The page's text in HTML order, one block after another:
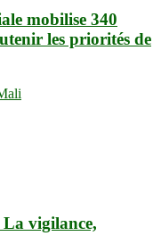
mobilise 340
les priorités de
vigilance,